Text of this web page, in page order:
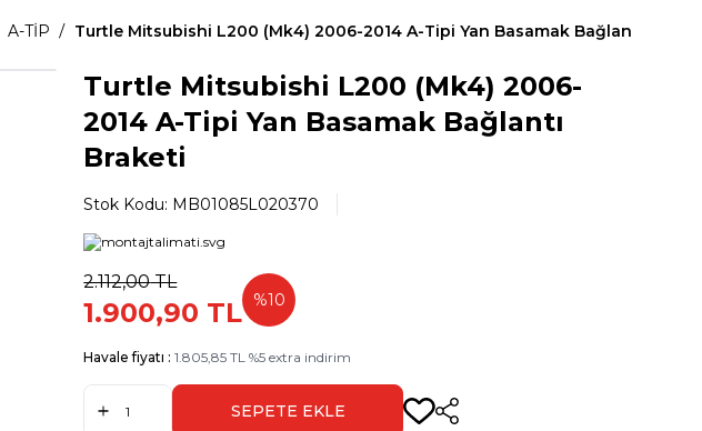
A-TİP Turtle Mitsubishi L200 (Mk4) 2006-2014 A-Tipi Yan Basamak Bağlantı
Turtle Mitsubishi L200 (Mk4) 2006-
2014 A-Tipi Yan Basamak Bağlantı
Braketi
Stok Kodu: MB01085L020370
2.112,00TL
1.900,90 TL %10
Havale fiyatı :1.805,85 TL%5 extra indirim
SEPETE EKLE Paylaş